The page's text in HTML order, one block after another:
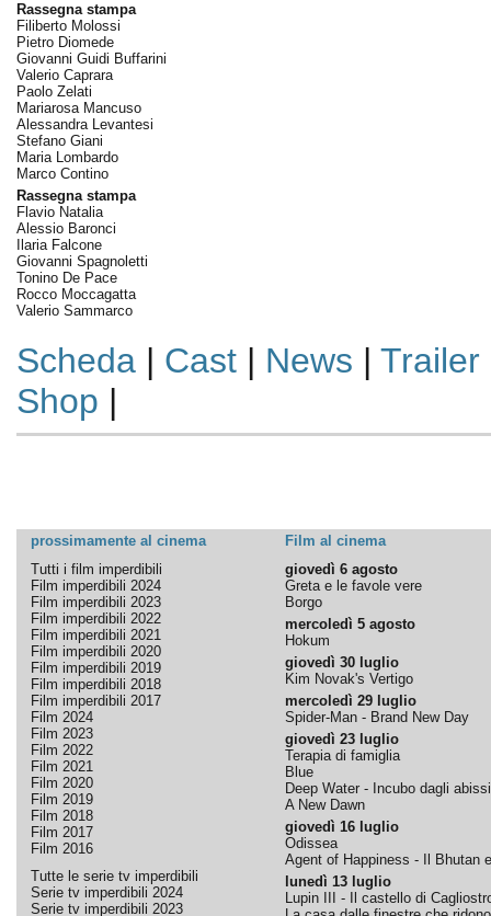
Rassegna stampa
Filiberto Molossi
Pietro Diomede
Giovanni Guidi Buffarini
Valerio Caprara
Paolo Zelati
Mariarosa Mancuso
Alessandra Levantesi
Stefano Giani
Maria Lombardo
Marco Contino
Rassegna stampa
Flavio Natalia
Alessio Baronci
Ilaria Falcone
Giovanni Spagnoletti
Tonino De Pace
Rocco Moccagatta
Valerio Sammarco
Scheda| Cast| News | Trailer
Shop |
prossimamente al cinema
Film al cinema
Tutti i film imperdibili
Film imperdibili 2024
Film imperdibili 2023
Film imperdibili 2022
Film imperdibili 2021
Film imperdibili 2020
Film imperdibili 2019
Film imperdibili 2018
Film imperdibili 2017
Film 2024
Film 2023
Film 2022
Film 2021
Film 2020
Film 2019
Film 2018
Film 2017
Film 2016
Tutte le serie tv imperdibili
Serie tv imperdibili 2024
Serie tv imperdibili 2023
giovedì 6 agosto
Greta e le favole vere
Borgo
mercoledì 5 agosto
Hokum
giovedì 30 luglio
Kim Novak's Vertigo
mercoledì 29 luglio
Spider-Man - Brand New Day
giovedì 23 luglio
Terapia di famiglia
Blue
Deep Water - Incubo dagli abissi
A New Dawn
giovedì 16 luglio
Odissea
Agent of Happiness - Il Bhutan
lunedì 13 luglio
Lupin III - Il castello di